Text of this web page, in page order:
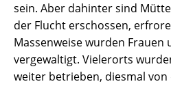
sein. Aber dahinter sind
der Flucht erschossen,
Massenweise wurden Frauen
vergewaltigt. Vielerorts
weiter betrieben, diesmal von